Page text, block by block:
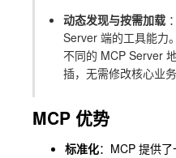
动态发现与按需加载
Server 端的工具能力
不同的 MCP Server
插，无需修改核心业务
MCP 优势
标准化：MCP 提供